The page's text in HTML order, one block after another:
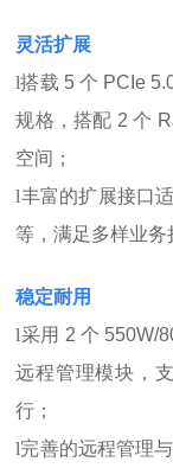
灵活扩展
l搭载 5 个 PCIe
规格，搭配 2 个
空间；
l丰富的扩展接口
等，满足多样业务
稳定耐用
l采用 2 个 550W/
远程管理模块，
行；
l完善的远程管理